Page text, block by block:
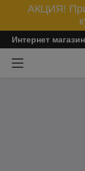
АКЦИЯ! При
Интернет